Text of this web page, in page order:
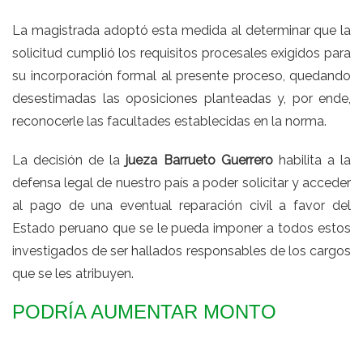
La magistrada adoptó esta medida al determinar que la
solicitud cumplió los requisitos procesales exigidos para
su incorporación formal al presente proceso, quedando
desestimadas las oposiciones planteadas y, por ende,
reconocerle las facultades establecidas en la norma.
La decisión de la jueza Barrueto Guerrerohabilita a la
defensa legal de nuestro país a poder solicitar y acceder
al pago de una eventual reparación civil a favor del
Estado peruano que se le pueda imponer a todos estos
investigados de ser hallados responsables de los cargos
que se les atribuyen.
PODRÍA AUMENTAR MONTO